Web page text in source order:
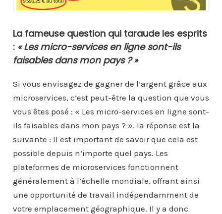
La fameuse question qui taraude les esprits
: « Les micro-services en ligne sont-ils
faisables dans mon pays ? »
Si vous envisagez de gagner de l’argent grâce aux
microservices, c’est peut-être la question que vous
vous êtes posé : « Les micro-services en ligne sont-
ils faisables dans mon pays ? ». la réponse est la
suivante : Il est important de savoir que cela est
possible depuis n’importe quel pays. Les
plateformes de microservices fonctionnent
généralement à l’échelle mondiale, offrant ainsi
une opportunité de travail indépendamment de
votre emplacement géographique. Il y a donc